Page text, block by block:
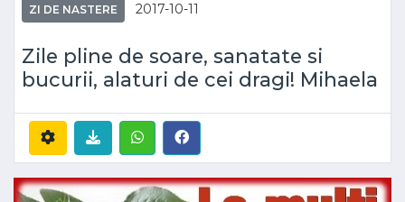
ZI DE NASTERE 2017-10-11
Zile pline de soare, sanatate si
bucurii, alaturi de cei dragi! Mihaela